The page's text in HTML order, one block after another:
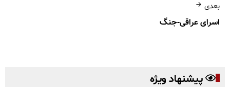
بعدی
اسرای عراقی-جنگ
پیشنهاد ویژه